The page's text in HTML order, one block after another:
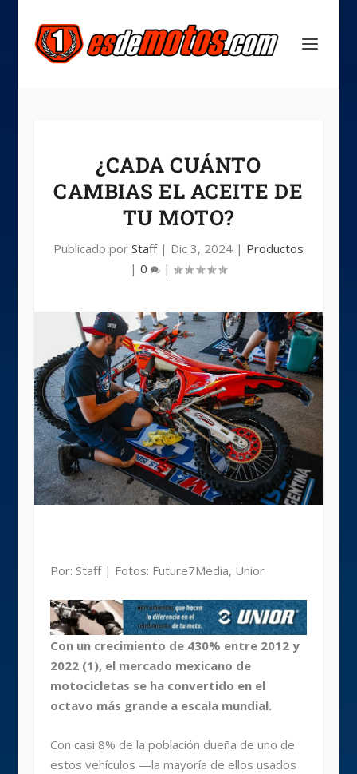
¿CADA CUÁNTO
CAMBIAS EL ACEITE DE
TU MOTO?
Publicado por Staff| Dic 3, 2024| Productos
|0 |
Por: Staff | Fotos: Future7Media, Unior
Con un crecimiento de 430% entre 2012 y
2022 (1), el mercado mexicano de
motocicletas se ha convertido en el
octavo más grande a escala mundial.
Con casi 8% de la población dueña de uno de
estos vehículos —la mayoría de ellos usados